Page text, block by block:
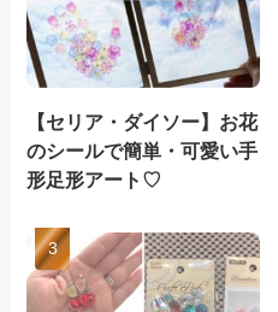
【セリア・ダイソー】お花
のシールで簡単・可愛い手
形足形アート♡